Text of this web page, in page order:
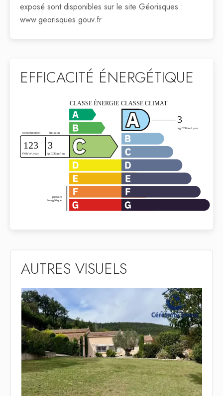
exposé sont disponibles sur le site Géorisques :
www.georisques.gouv.fr
EFFICACITÉ ÉNERGÉTIQUE
AUTRES VISUELS